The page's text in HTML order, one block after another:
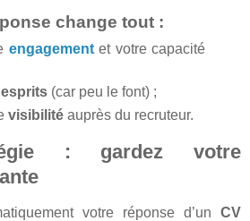
change tout :
engagementet votre capacité
(car peu le font) ;
visibilitéauprès du recruteur.
: gardez votre
votre réponse d’un CV